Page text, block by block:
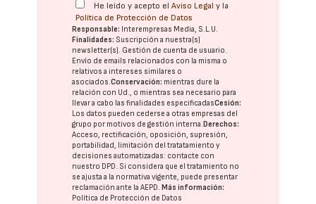
He leído y acepto elAviso Legal y la
Política de Protección de Datos
Responsable: Interempresas Media, S.L.U.
Finalidades: Suscripción a nuestra(s)
newsletter(s). Gestión de cuenta de usuario.
Envío de emails relacionados con la misma o
relativos a intereses similares o
asociados.Conservación: mientras dure la
relación con Ud., o mientras sea necesario para
llevar a cabo las finalidades especificadasCesión:
Los datos pueden cederse a otras empresas del
grupo por motivos de gestión interna. Derechos:
Acceso, rectificación, oposición, supresión,
portabilidad, limitación del tratatamiento y
decisiones automatizadas: contacte con
nuestro DPD. Si considera que el tratamiento no
se ajusta a la normativa vigente, puede presentar
reclamación ante laAEPD. Más información:
Política de Protección de Datos